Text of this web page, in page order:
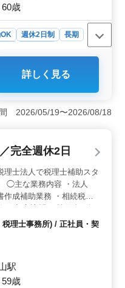
歳
週休2日制
長期
ャリアパス＞ 岡山市
で税理士補助業務の募
務、相続税申告業務な
働ける環境で、ベテラ
い条件＞ 正社員・
ど、様々な雇用形態か
車通勤可で、無料駐車
収300万円〜450万円
す。福利厚生も充実し
ける環境です。 ＜経
と会計事務所経験者5
の学歴をお持ちの方も
間は10時間程度で仕事
。
詳しく見る
2026/05/19〜2026/08/18
完全週休2日
理士法人で税理士補助スタ
◯主な業務内容 ・法人
成補助業務 ・相続税申
・顧客訪問 ・社用車（軽
・会計ソフトはJDL、
（通勤距離に応じて）
間休日128日。 現在ベテ
躍している企業です。
理士事務所) / 正社員・契
駅
歳